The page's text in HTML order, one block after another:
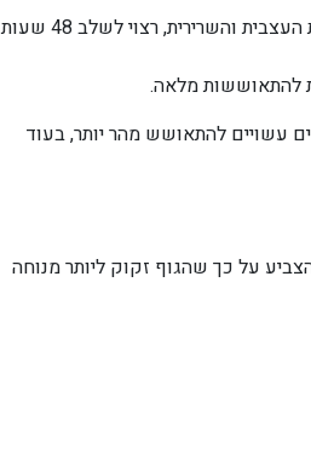
בגלל העומס הגבוה על המערכת העצבית והשרירית, רצוי לשלב 48 שעות
עשויים להתאושש מהר יותר, בעוד
על כך שהגוף זקוק ליותר מנוחה